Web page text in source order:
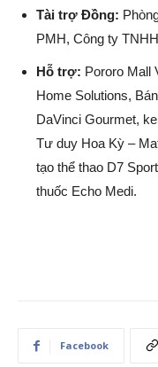
Tài trợ Đồng:
PMH, Công ty
Hỗ trợ: Pororo Mall
Home Solutions,
DaVinci Gourmet,
Tư duy Hoa Kỳ –
tạo thể thao D7
thuốc Echo Medi.
Facebook